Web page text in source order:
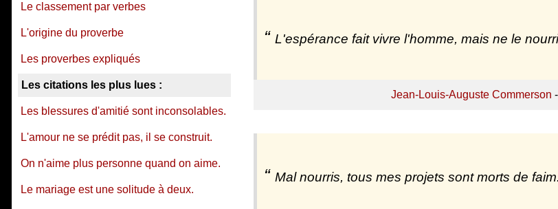
L'espérance fait vivre l'homme, mais ne le
Jean-Louis-Auguste Commerson -
Mal nourris, tous mes projets sont morts de faim.
Le classement par verbes
L'origine du proverbe
Les proverbes expliqués
Les citations les plus lues :
Les blessures d'amitié sont inconsolables.
L'amour ne se prédit pas, il se construit.
On n'aime plus personne quand on aime.
Le mariage est une solitude à deux.